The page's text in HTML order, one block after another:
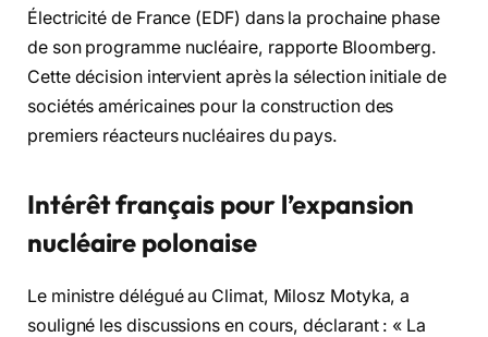
Électricité de France (EDF) dans la prochaine phase
de son programme nucléaire, rapporte Bloomberg.
Cette décision intervient après la sélection initiale de
sociétés américaines pour la construction des
premiers réacteurs nucléaires du pays.
Intérêt français pour l’expansion
nucléaire polonaise
Le ministre délégué au Climat, Milosz Motyka, a
souligné les discussions en cours, déclarant : « La